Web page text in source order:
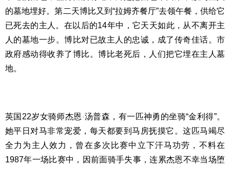
的墓地埋好。第二天博比又到“拉姆齐餐厅”去领午餐，供给它
已死去的主人。在以后的14年中，它天天如此，从不离开主
人的墓地一步。博比对已故主人的忠诚，成了传奇佳话。市
政府感动得收养了博比。博比老死后，人们把它埋在主人墓
地。
英国22岁女骑师杰恩 ·汤普森，有一匹神勇的坐骑“金利得”。
她平日对马非常宠爱，每天都要到马房抚摸它。这匹马竭尽
全力为主人效力，曾在多次比赛中立下汗马功劳，不料在
1987年一场比赛中，因前面骑手失事，连累杰恩不幸当场堕